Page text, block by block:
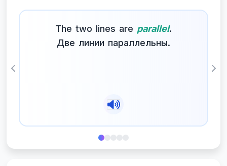
The two lines are parallel.
Две линии параллельны.
Previous